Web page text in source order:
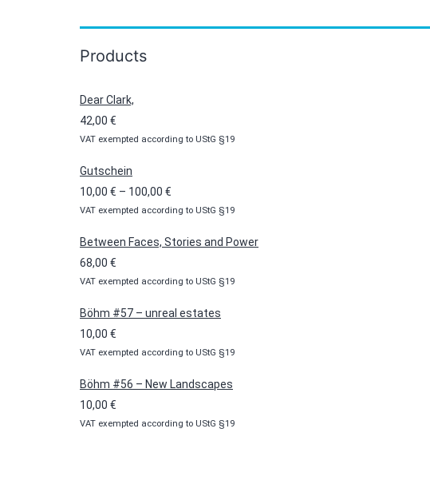
Products
Dear Clark,
42,00 €
VAT exempted according to UStG §19
Gutschein
10,00 € – 100,00 €
10,00 €
VAT exempted according to UStG §19
Between Faces, Stories and Power
68,00 €
VAT exempted according to UStG §19
Böhm #57 – unreal estates
10,00 €
VAT exempted according to UStG §19
Böhm #56 – New Landscapes
10,00 €
VAT exempted according to UStG §19